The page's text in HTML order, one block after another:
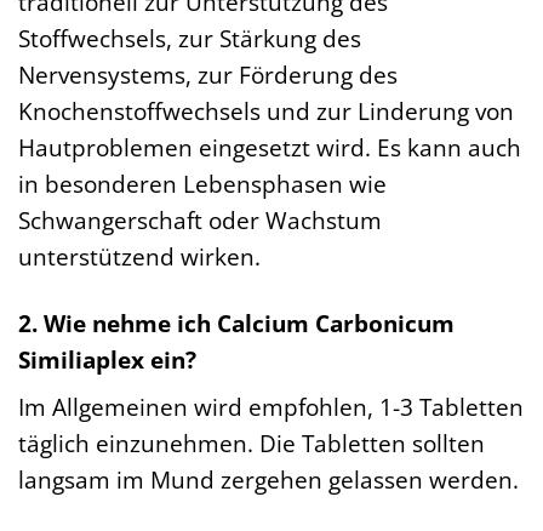
Stoffwechsels, zur Stärkung des
Nervensystems, zur Förderung des
Knochenstoffwechsels und zur Linderung von
Hautproblemen eingesetzt wird. Es kann auch
in besonderen Lebensphasen wie
Schwangerschaft oder Wachstum
unterstützend wirken.
2. Wie nehme ich Calcium Carbonicum
Similiaplex ein?
Im Allgemeinen wird empfohlen, 1-3 Tabletten
täglich einzunehmen. Die Tabletten sollten
langsam im Mund zergehen gelassen werden.